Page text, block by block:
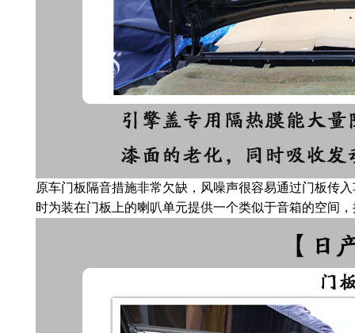
原车门板隔音措施非常欠缺，风噪声很容易通过门板传
时为装在门板上的喇叭单元提供一个类似于音箱的空间